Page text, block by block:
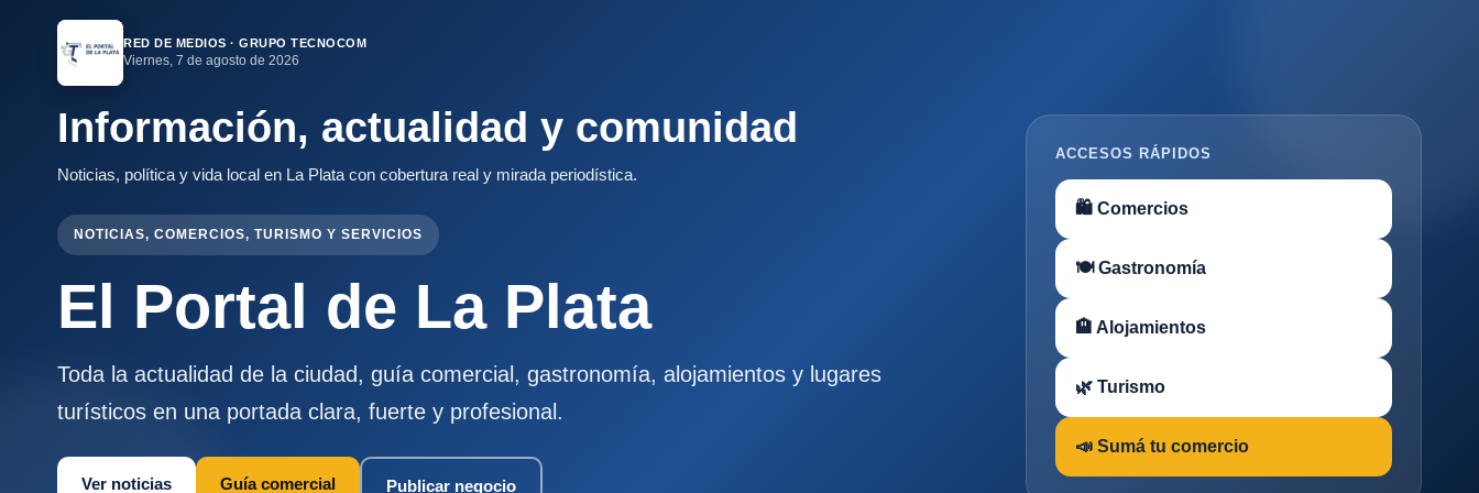
RED DE MEDIOS · GRUPO TECNOCOM
Viernes, 7 de agosto de 2026
Información, actualidad y comunidad
Noticias, política y vida local en La Plata con cobertura real y mirada periodística.
NOTICIAS, COMERCIOS, TURISMO Y SERVICIOS
El Portal de La Plata
Toda la actualidad de la ciudad, guía comercial, gastronomía, alojamientos y lugares
turísticos en una portada clara, fuerte y profesional.
Ver noticias Guía comercial Publicar negocio
ACCESOS RÁPIDOS
🛍 Comercios
🍽 Gastronomía
🏨 Alojamientos
🌿 Turismo
📣 Sumá tu comercio